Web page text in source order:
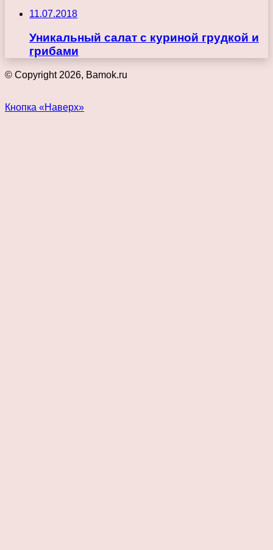
11.07.2018
Уникальный салат с куриной грудкой и
грибами
© Copyright 2026, Bamok.ru
Кнопка «Наверх»